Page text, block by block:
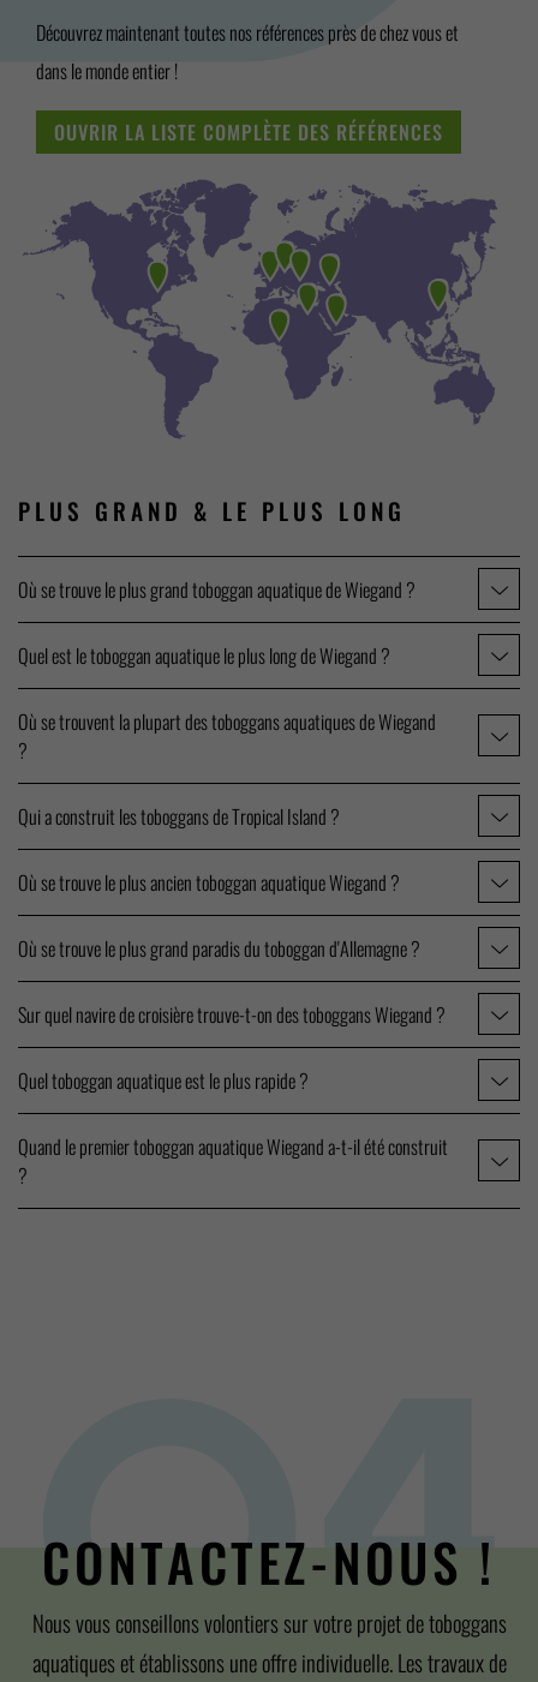
Découvrez maintenant toutes nos références près de chez vous et
dans le monde entier !
OUVRIR LA LISTE COMPLÈTE DES RÉFÉRENCES
PLUS GRAND & LE PLUS LONG
Où se trouve le plus grand toboggan aquatique de Wiegand ?
Quel est le toboggan aquatique le plus long de Wiegand ?
Où se trouvent la plupart des toboggans aquatiques de Wiegand
?
Qui a construit les toboggans de Tropical Island ?
Où se trouve le plus ancien toboggan aquatique Wiegand ?
Où se trouve le plus grand paradis du toboggan d'Allemagne ?
Sur quel navire de croisière trouve-t-on des toboggans Wiegand ?
Quel toboggan aquatique est le plus rapide ?
Quand le premier toboggan aquatique Wiegand a-t-il été construit
?
CONTACTEZ-NOUS !
Nous vous conseillons volontiers sur votre projet de toboggans
aquatiques et établissons une offre individuelle. Les travaux de